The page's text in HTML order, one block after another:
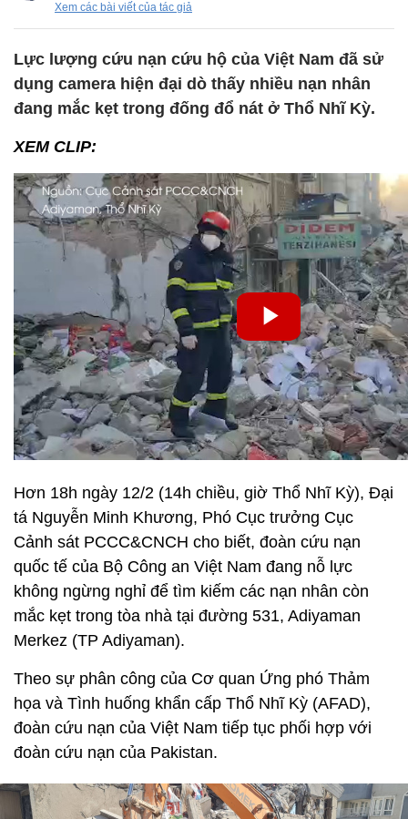
Xem các bài viết của tác giả
Lực lượng cứu nạn cứu hộ của Việt Nam đã sử
dụng camera hiện đại dò thấy nhiều nạn nhân
đang mắc kẹt trong đống đổ nát ở Thổ Nhĩ Kỳ.
XEM CLIP:
Hơn 18h ngày 12/2 (14h chiều, giờ Thổ Nhĩ Kỳ), Đại
tá Nguyễn Minh Khương, Phó Cục trưởng Cục
Cảnh sát PCCC&CNCH cho biết, đoàn cứu nạn
quốc tế của Bộ Công an Việt Nam đang nỗ lực
không ngừng nghỉ để tìm kiếm các nạn nhân còn
mắc kẹt trong tòa nhà tại đường 531, Adiyaman
Merkez (TP Adiyaman).
Theo sự phân công của Cơ quan Ứng phó Thảm
họa và Tình huống khẩn cấp Thổ Nhĩ Kỳ (AFAD),
đoàn cứu nạn của Việt Nam tiếp tục phối hợp với
đoàn cứu nạn của Pakistan.